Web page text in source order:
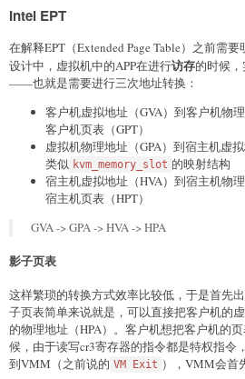
Intel EPT
在解释EPT（Extended Page Table）之前需
设计中，虚拟机中的APP在进行访存的时候
——也就是需要进行三次地址转换：
客户机虚拟地址（GVA）到客户机物
客户机页表（GPT）
虚拟机物理地址（GPA）到宿主机虚
类似 kvm_memory_slot 的映射结构
宿主机虚拟地址（HVA）到宿主机物
宿主机页表（HPT）
GVA -> GPA -> HVA -> HPA
影子页表
这样繁琐的转换方式效率比较低，于是首先
子页表简单来说就是，可以直接把客户机的
的物理地址（HPA）。客户机想把客户机的
候，由于读写cr3寄存器的指令都是特权指令
到VMM（之前说的 VM Exit ），VMM会首